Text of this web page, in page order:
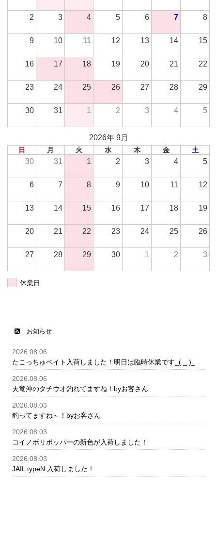
2 3 4 5 6 7 8
9 10 11 12 13 14 15
16 17 18 19 20 21 22
23 24 25 26 27 28 29
30 31 1 2 3 4 5
2026年 9月
日 月 火 水 木 金 土
30 31 1 2 3 4 5
6 7 8 9 10 11 12
13 14 15 16 17 18 19
20 21 22 23 24 25 26
27 28 29 30 1 2 3
休業日
お知らせ
2026.08.06
たこっちゅベイト入荷しました！明日は臨時休業です_(._.)_
2026.08.06
天竜沖のタチウオ釣れてますね！byお客さん
2026.08.03
釣ってますね～！byお客さん
2026.08.03
コイノボリポッパーの新色が入荷しました！
2026.08.03
JAIL typeN 入荷しました！